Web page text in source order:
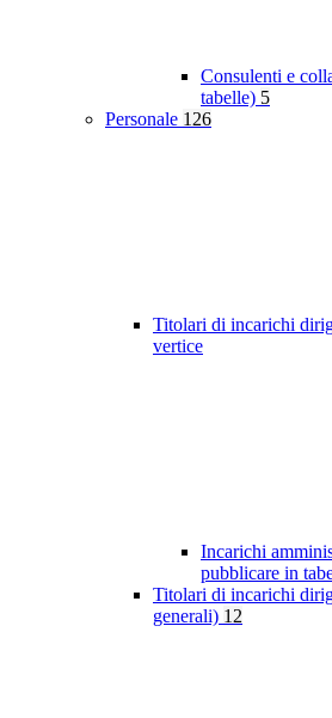
Consulenti e
tabelle) 5
Personale 126
Titolari di incarichi
vertice
Incarichi
pubblicare in
Titolari di incarichi
generali) 12